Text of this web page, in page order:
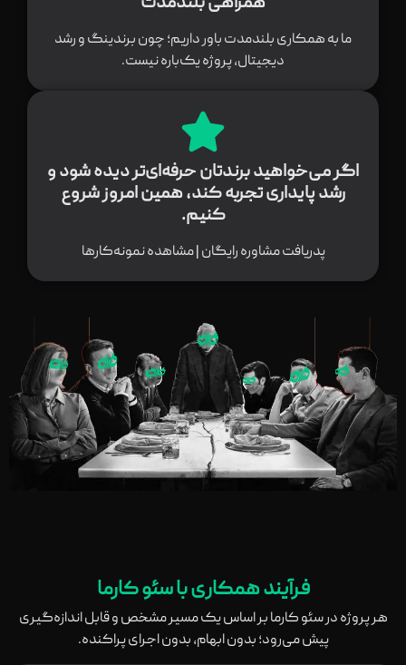
ما به همکاری بلندمدت باور داریم؛ چون برندینگ و رشد
دیجیتال، پروژه یک‌باره نیست.
اگر می‌خواهید برندتان حرفه‌ای‌تر دیده شود و
رشد پایداری تجربه کند، همین امروز شروع
کنیم.
پدریافت مشاوره رایگان | مشاهده نمونه‌کارها
فرآیند همکاری با سئو کارما
هر پروژه در سئو کارما بر اساس یک مسیر مشخص و قابل اندازه‌گیری
پیش می‌رود؛ بدون ابهام، بدون اجرای پراکنده.